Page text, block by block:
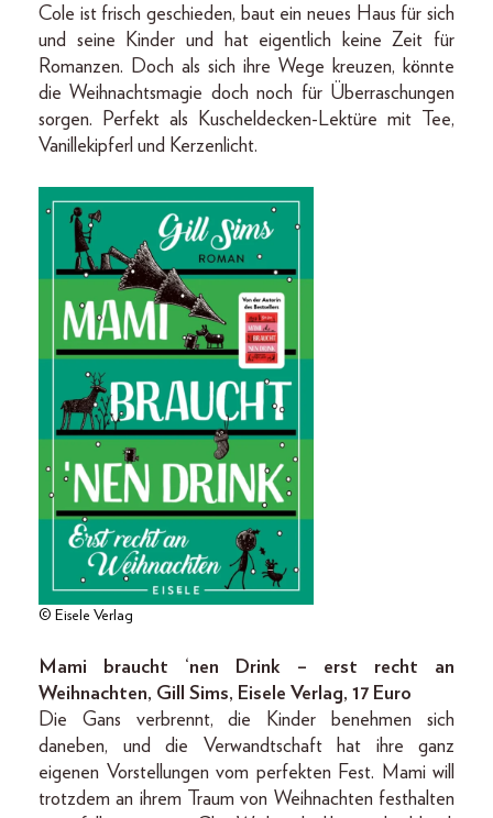
Cole ist frisch geschieden, baut ein neues Haus für sich
und seine Kinder und hat eigentlich keine Zeit für
Romanzen. Doch als sich ihre Wege kreuzen, könnte
die Weihnachtsmagie doch noch für Überraschungen
sorgen. Perfekt als Kuscheldecken-Lektüre mit Tee,
Vanillekipferl und Kerzenlicht.
© Eisele Verlag
Mami braucht ‘nen Drink – erst recht an
Weihnachten, Gill Sims, Eisele Verlag, 17 Euro
Die Gans verbrennt, die Kinder benehmen sich
daneben, und die Verwandtschaft hat ihre ganz
eigenen Vorstellungen vom perfekten Fest. Mami will
trotzdem an ihrem Traum von Weihnachten festhalten